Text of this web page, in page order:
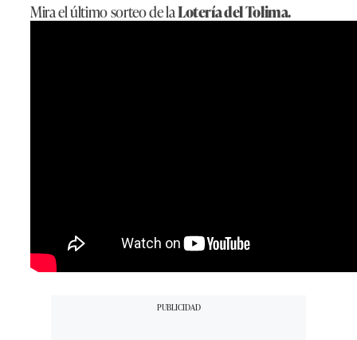
Mira el último sorteo de laLotería del Tolima.